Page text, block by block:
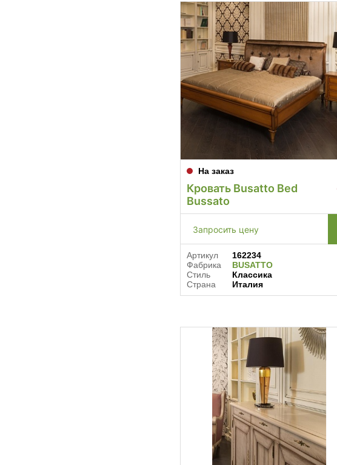
На заказ
Кровать Busatto Bed
Bussato
Запросить цену
Артикул
162234
Фабрика
BUSATTO
Стиль
Классика
Страна
Италия